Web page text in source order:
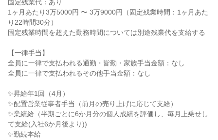
固定残業代：あり
1ヶ月あたり3万5000円 〜 3万9000円（固定残業時間：1ヶ月あた
り22時間30分）
固定残業時間を超えた勤務時間については別途残業代を支給する
【一律手当】
全員に一律で支払われる通勤・皆勤・家族手当金額：なし
全員に一律で支払われるその他手当金額：なし
✨昇給年1回（4月）
✨配置営業従事者手当（前月の売り上げに応じて支給）
✨業績給（半期ごとに6か月分の個人成績を評価し、毎月上乗せし
て支給(入社6か月後より))
✨勤続本給